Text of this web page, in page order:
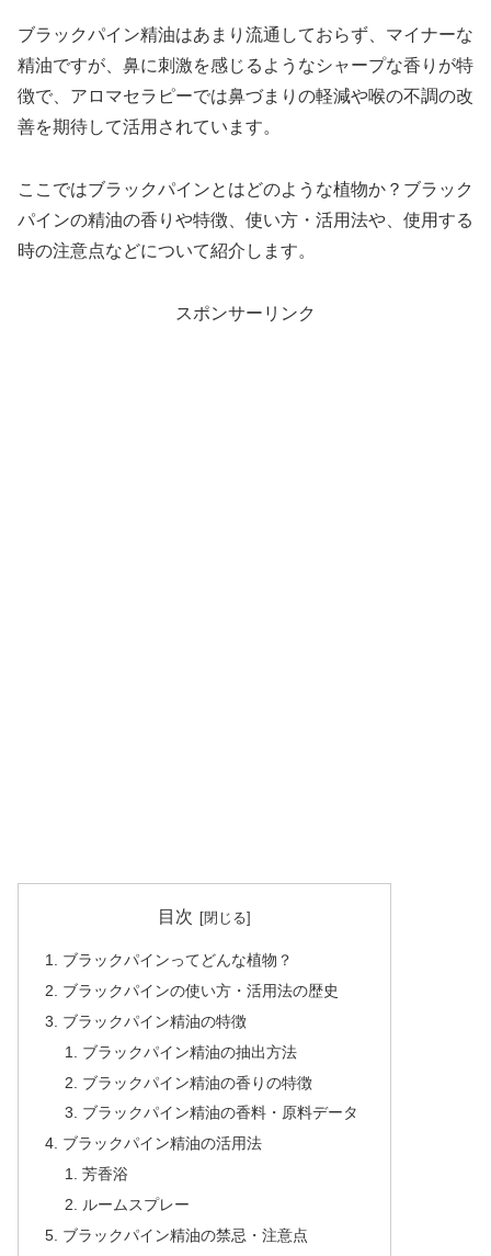
ブラックパイン精油はあまり流通しておらず、マイナーな
精油ですが、鼻に刺激を感じるようなシャープな香りが特
徴で、アロマセラピーでは鼻づまりの軽減や喉の不調の改
善を期待して活用されています。
ここではブラックパインとはどのような植物か？ブラック
パインの精油の香りや特徴、使い方・活用法や、使用する
時の注意点などについて紹介します。
スポンサーリンク
目次
ブラックパインってどんな植物？
ブラックパインの使い方・活用法の歴史
ブラックパイン精油の特徴
ブラックパイン精油の抽出方法
ブラックパイン精油の香りの特徴
ブラックパイン精油の香料・原料データ
ブラックパイン精油の活用法
芳香浴
ルームスプレー
ブラックパイン精油の禁忌・注意点